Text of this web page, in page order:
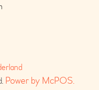
Power by McPOS.